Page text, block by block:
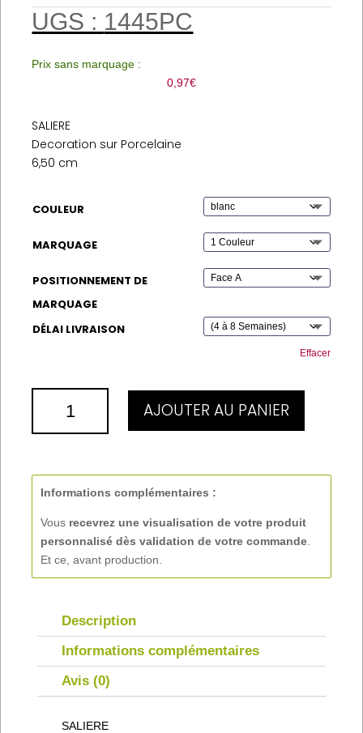
UGS : 1445PC
Prix sans marquage :
0,97€
SALIERE
Decoration sur Porcelaine
6,50 cm
COULEUR
MARQUAGE
POSITIONNEMENT DE
MARQUAGE
DÉLAI LIVRAISON
Effacer
SALIERE
AJOUTER AU PANIER
Informations complémentaires :
Vous recevrez une visualisation de votre produit
personnalisé dès validation de votre commande
Et ce, avant production.
Description
Informations complémentaires
Avis (0)
SALIERE